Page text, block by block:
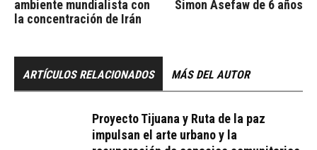
ambiente mundialista con
la concentración de Irán
Simon Asefaw de 6 años
ARTÍCULOS RELACIONADOS MÁS DEL AUTOR
Proyecto Tijuana y Ruta de la paz
impulsan el arte urbano y la